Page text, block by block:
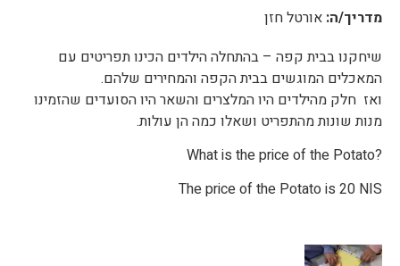
מדריך/ה: אורטל חזן
שיחקנו בבית קפה – בהתחלה הילדים הכינו תפריטים עם
המאכלים המוגשים בבית הקפה והמחירים שלהם.
ואז חלק מהילדים היו המלצרים והשאר היו הסועדים שהזמינו
מנות שונות מהתפריט ושאלו כמה הן עולות.
?What is the price of the Potato
The price of the Potato is 20 NIS